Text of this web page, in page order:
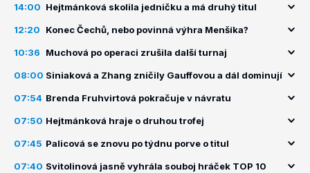
14:00 Hejtmánková skolila jedničku a má druhý titul
12:20 Konec Čechů, nebo povinná výhra Menšíka?
10:36 Muchová po operaci zrušila další turnaj
08:00 Siniaková a Zhang zničily Gauffovou a dál dominují
07:54 Brenda Fruhvirtová pokračuje v návratu
07:50 Hejtmánková hraje o druhou trofej
07:45 Palicová se znovu po týdnu porve o titul
07:40 Svitolinová jasně vyhrála souboj hráček TOP 10